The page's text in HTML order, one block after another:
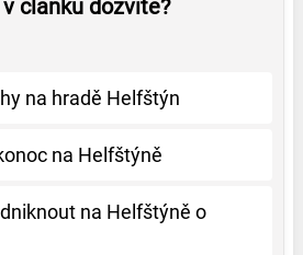
v článku dozvíte?
na hradě Helfštýn
na Helfštýně
na Helfštýně o